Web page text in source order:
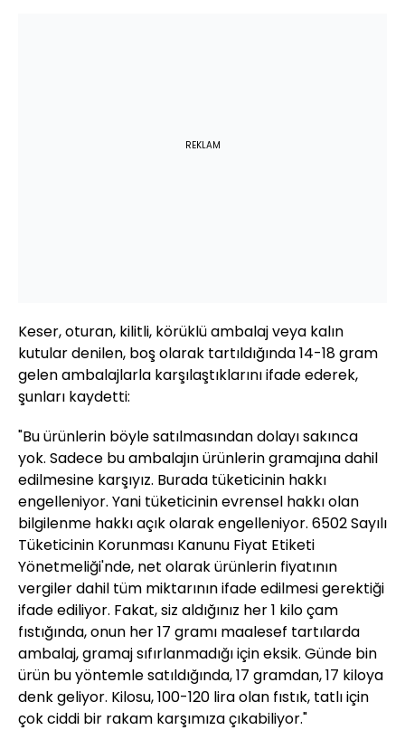
REKLAM
Keser, oturan, kilitli, körüklü ambalaj veya kalın
kutular denilen, boş olarak tartıldığında 14-18 gram
gelen ambalajlarla karşılaştıklarını ifade ederek,
şunları kaydetti:
"Bu ürünlerin böyle satılmasından dolayı sakınca
yok. Sadece bu ambalajın ürünlerin gramajına dahil
edilmesine karşıyız. Burada tüketicinin hakkı
engelleniyor. Yani tüketicinin evrensel hakkı olan
bilgilenme hakkı açık olarak engelleniyor. 6502 Sayılı
Tüketicinin Korunması Kanunu Fiyat Etiketi
Yönetmeliği'nde, net olarak ürünlerin fiyatının
vergiler dahil tüm miktarının ifade edilmesi gerektiği
ifade ediliyor. Fakat, siz aldığınız her 1 kilo çam
fıstığında, onun her 17 gramı maalesef tartılarda
ambalaj, gramaj sıfırlanmadığı için eksik. Günde bin
ürün bu yöntemle satıldığında, 17 gramdan, 17 kiloya
denk geliyor. Kilosu, 100-120 lira olan fıstık, tatlı için
çok ciddi bir rakam karşımıza çıkabiliyor."